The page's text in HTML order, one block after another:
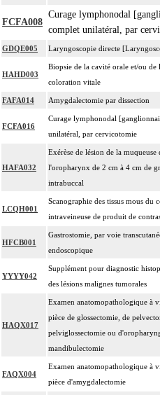
FCFA008
Curage lymphonodal
complet unilatéral, par
GDQE005 Laryngoscopie directe
HAHD003
Biopsie de la cavité orale et/ou de
coloration vitale
FAFA014 Amygdalectomie par dissection
FCFA016
Curage lymphonodal
unilatéral, par cervicotomie
HAFA032
Exérèse de lésion de la
l'oropharynx de 2 cm à 4 cm de
intrabuccal
LCQH001
Scanographie des tissus mous du
intraveineuse de produit de
HFCB001
Gastrostomie, par voie
endoscopique
YYYY042
Supplément pour diagnostic
des lésions malignes tumorales
HAQX017
Examen anatomopathologique à
pièce de glossectomie, de
pelviglossectomie ou
mandibulectomie
FAQX004
Examen anatomopathologique à
pièce d'amygdalectomie